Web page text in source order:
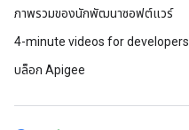
ภาพรวมของนักพัฒนาซอฟต์แวร์
4-minute videos for developers
บล็อก Apigee